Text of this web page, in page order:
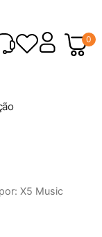
0
X5 Music